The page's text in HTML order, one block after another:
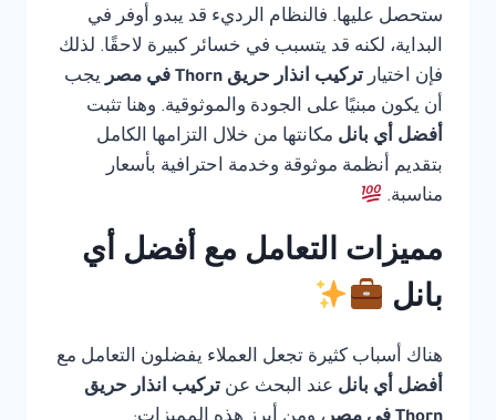
ستحصل عليها. فالنظام الرديء قد يبدو أوفر في
البداية، لكنه قد يتسبب في خسائر كبيرة لاحقًا. لذلك
فإن اختيار تركيب انذار حريق Thorn في مصر
يجب
أن يكون مبنيًا على الجودة والموثوقية. وهنا تثبت
أفضل أي بانل مكانتها من خلال التزامها الكامل
بتقديم أنظمة موثوقة وخدمة احترافية بأسعار
مناسبة.
مميزات التعامل مع أفضل أي
بانل
هناك أسباب كثيرة تجعل العملاء يفضلون التعامل مع
أفضل أي بانل عند البحث عن تركيب انذار حريق